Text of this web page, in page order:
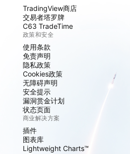
TradingView商店
交易者塔罗牌
C63 TradeTime
政策和安全
使用条款
免责声明
隐私政策
Cookies政策
无障碍声明
安全提示
漏洞赏金计划
状态页面
商业解决方案
插件
图表库
Lightweight Charts™